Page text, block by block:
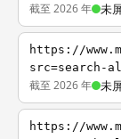
截至 2026 年 未
https://
src=search-
截至 2026 年 未
https://